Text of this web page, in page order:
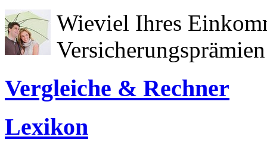
Wieviel Ihres
Vergleiche & Rechner
Lexikon